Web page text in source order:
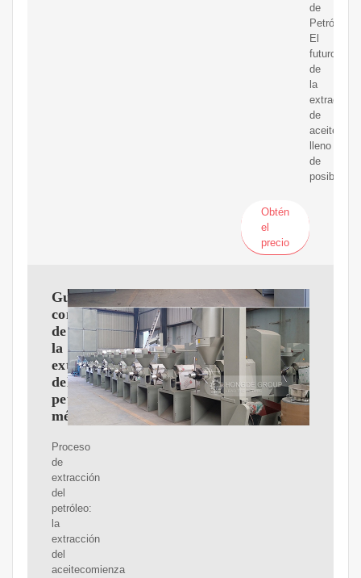
de
Petróleo.
El
futuro
de
la
extracción
de
aceiteestá
lleno
de
Obtén
el
precio
Guía
completa
de
la
extracción
del
petróleo:
métodos
Proceso
de
extracción
del
petróleo:
la
extracción
del
aceitecomienza